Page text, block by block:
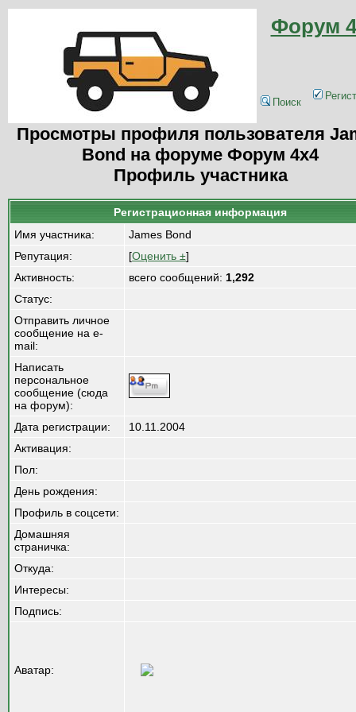
Форум
Поиск
Просмотры профиля пользователя
Bond на форуме Форум 4x4
Профиль участника
Регистрационная информация
Имя участника:
James Bond
Репутация:
[Оценить ±]
Активность:
всего сообщений: 1,292
Статус:
Отправить личное
сообщение на e-
mail:
Написать
персональное
сообщение (сюда
на форум):
Дата регистрации:
10.11.2004
Активация:
Пол:
День рождения:
Профиль в соцсети:
Домашняя
страничка:
Откуда:
Интересы:
Подпись:
Аватар: